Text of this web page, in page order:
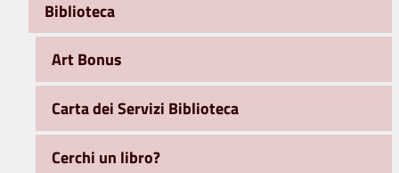
Biblioteca
Art Bonus
Carta dei Servizi Biblioteca
Cerchi un libro?